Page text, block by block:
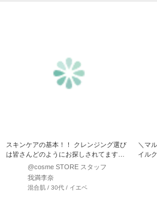
スキンケアの基本！！ クレンジング選び
は皆さんどのようにお探しされてます
か？？ クレンジングにも…
@cosme STORE スタッフ
我満李奈
混合肌 / 30代 / イエベ
＼マル
イル
概念